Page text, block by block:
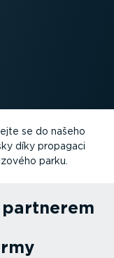
se do našeho
díky propagaci
parku.